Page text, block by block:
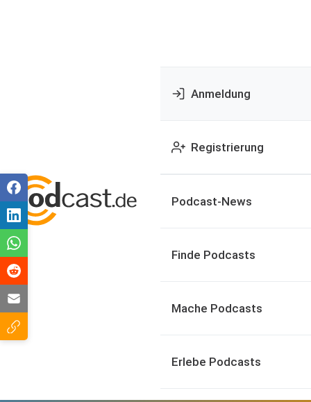
Anmeldung
Registrierung
Podcast-News
Finde Podcasts
Mache Podcasts
Erlebe Podcasts